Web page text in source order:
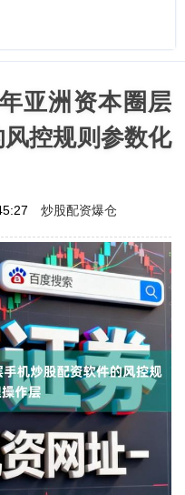
亚洲资本圈层
控规则参数化
炒股配资爆仓